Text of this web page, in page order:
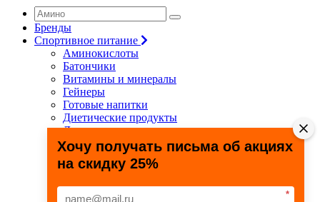
Бренды
Спортивное питание
Аминокислоты
Батончики
Витамины и минералы
Гейнеры
Готовые напитки
Диетические продукты
Для связок и суставов
Жиросжигатели
Здоровье и долголетие
Креатин
Специальные препараты
Хочу получать письма об акциях
на скидку 25%
*